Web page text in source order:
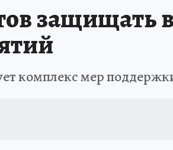
защищать
комплекс мер